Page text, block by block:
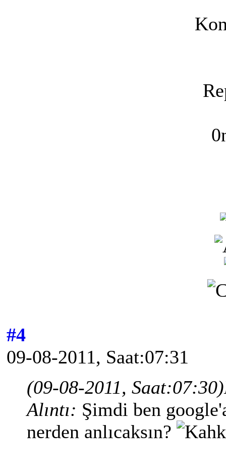
#4
09-08-2011, Saat:07:31
(09-08-2011, Saat:07:30)
Alıntı: Şimdi ben
nerden anlıcaksın?